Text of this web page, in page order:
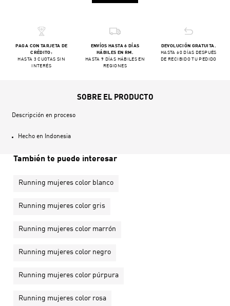
PAGA CON TARJETA DE
CRÉDITO:
HASTA 3 CUOTAS SIN
INTERÉS
ENVÍOS HASTA 6 DÍAS
HÁBILES EN RM.
HASTA 9 DÍAS HÁBILES EN
REGIONES
DEVOLUCIÓN GRATUITA.
HASTA 60 DÍAS DESPUÉS
DE RECIBIDO TU PEDIDO
SOBRE EL PRODUCTO
Descripción en proceso
Hecho en Indonesia
También te puede interesar
Running mujeres color blanco
Running mujeres color gris
Running mujeres color marrón
Running mujeres color negro
Running mujeres color púrpura
Running mujeres color rosa